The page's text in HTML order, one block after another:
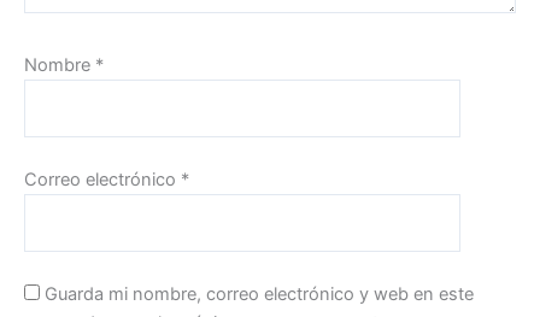
Nombre *
Correo electrónico *
Guarda mi nombre, correo electrónico y web en este